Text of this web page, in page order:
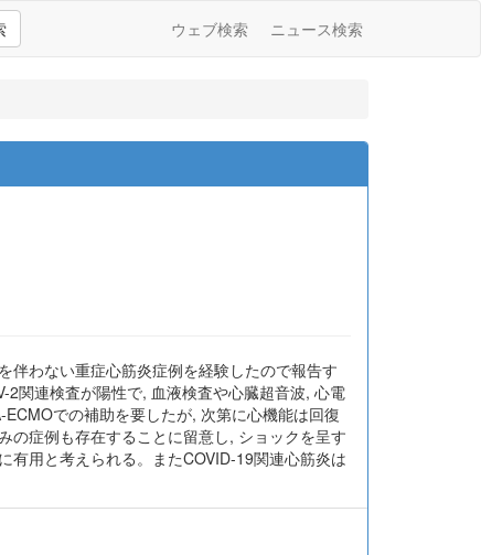
ウェブ検索 ニュース検索
伴わない重症心筋炎症例を経験したので報告す
関連検査が陽性で, 血液検査や心臓超音波, 心電
での補助を要したが, 次第に心機能は回復
の症例も存在することに留意し, ショックを呈す
有用と考えられる。またCOVID-19関連心筋炎は